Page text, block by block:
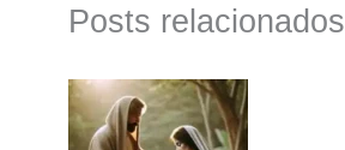
Posts relacionados